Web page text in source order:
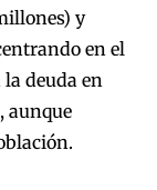
y
en el
deuda en
aunque